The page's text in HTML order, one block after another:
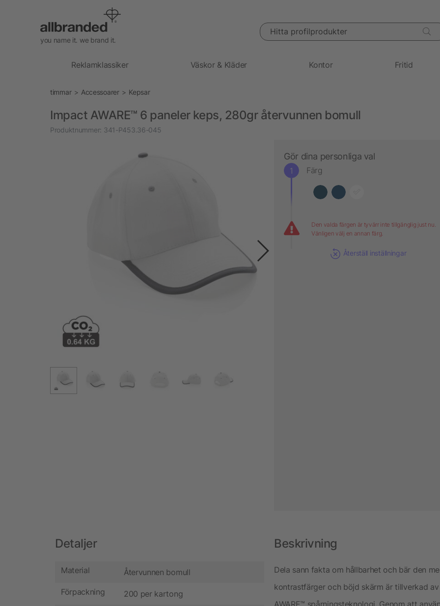
you name it. we brand it.
Hitta profilprodukter
Reklamklassiker Väskor & Kläder Kontor Fritid
timmar Accessoarer Kepsar
Impact AWARE™ 6 paneler keps, 280gr återvunnen bomull
Produktnummer: 341-P453.36-045
Gör dina personliga val
Färg
Den valda färgen är tyvärr inte tillgänglig just nu.
Vänligen välj en annan färg.
Återställ inställningar
Detaljer
Material Återvunnen bomull
Förpackning 200 per kartong
Beskrivning
Dela sann fakta om hållbarhet och bär den
kontrastfärger och böjd skärm är tillverkad
AWARE™ spårningsteknologi. Genom att